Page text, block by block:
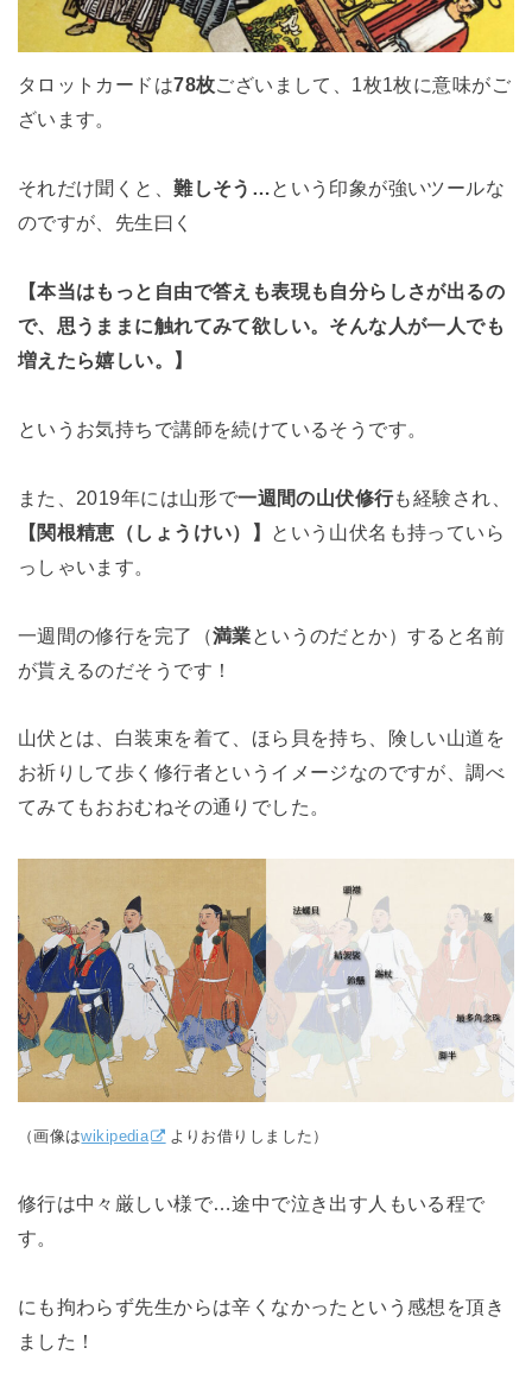
タロットカードは78枚ございまして、1枚1枚に意味がご
ざいます。
それだけ聞くと、難しそう…という印象が強いツールな
のですが、先生曰く
【本当はもっと自由で答えも表現も自分らしさが出るの
で、思うままに触れてみて欲しい。そんな人が一人でも
増えたら嬉しい。】
というお気持ちで講師を続けているそうです。
また、2019年には山形で一週間の山伏修行も経験され、
【関根精恵（しょうけい）】
という山伏名も持っていら
っしゃいます。
一週間の修行を完了（満業 というのだとか）すると名前
が貰えるのだそうです！
山伏とは、白装束を着て、ほら貝を持ち、険しい山道を
お祈りして歩く修行者というイメージなのですが、調べ
てみてもおおむねその通りでした。
（画像はwikipedia よりお借りしました）
修行は中々厳しい様で…途中で泣き出す人もいる程で
す。
にも拘わらず先生からは辛くなかったという感想を頂き
ました！